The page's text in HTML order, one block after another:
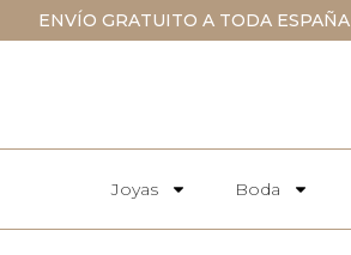
ENVÍO GRATUITO A TODA ESPAÑA
Joyas Boda